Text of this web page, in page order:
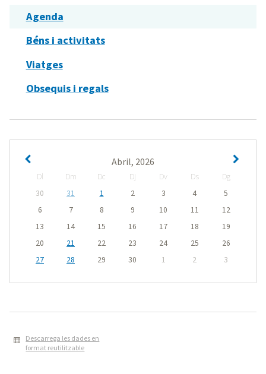
Agenda
Béns i activitats
Viatges
Obsequis i regals
Abril, 2026
Dl Dm Dc Dj Dv Ds
Dg
30
31 1 2 3 4
5
6
7 8 9 10 11
12
13
14 15 16 17 18
19
20
21 22 23 24 25
26
27
28 29 30 1 2 3
Descarrega les dades en
format reutilitzable